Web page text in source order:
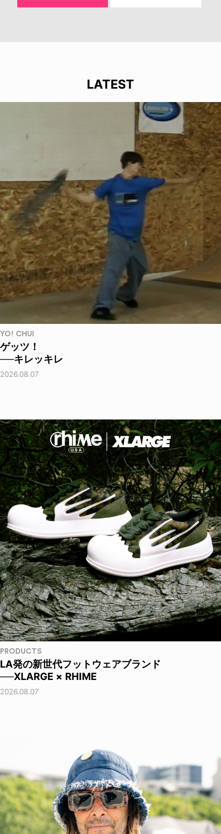
LATEST
YO! CHUI
ゲッツ！
──キレッキレ
2026.08.07
PRODUCTS
LA発の新世代フットウェアブランド
──XLARGE × RHIME
2026.08.07